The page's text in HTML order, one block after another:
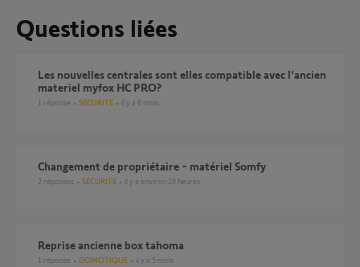
Questions liées
Les nouvelles centrales sont elles compatible avec l'ancien
materiel myfox HC PRO?
1 réponse SÉCURITÉ il y a 6 mois
Changement de propriétaire - matériel Somfy
2 réponses SÉCURITÉ il y a environ 20 heures
reprise ancienne box tahoma
1 réponse DOMOTIQUE il y a 5 mois